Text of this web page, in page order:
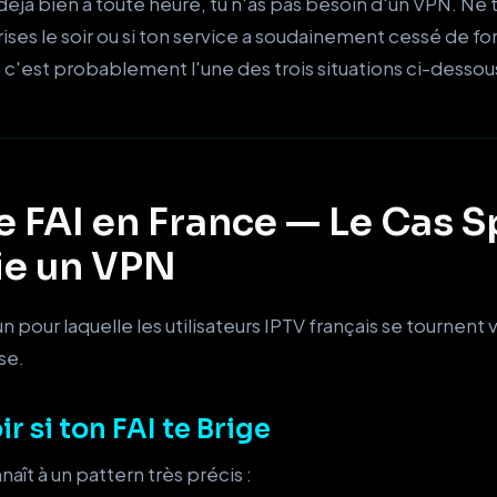
le soir ou si ton service a soudainement cessé de
probablement l'une des trois situations ci-
FAI en France — Le Cas
un VPN
pour laquelle les utilisateurs IPTV français se tournent
si ton FAI te Brige
à un pattern très précis :